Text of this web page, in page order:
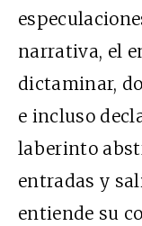
narrativa, el
dictaminar,
e incluso
laberinto
entradas y
entiende su